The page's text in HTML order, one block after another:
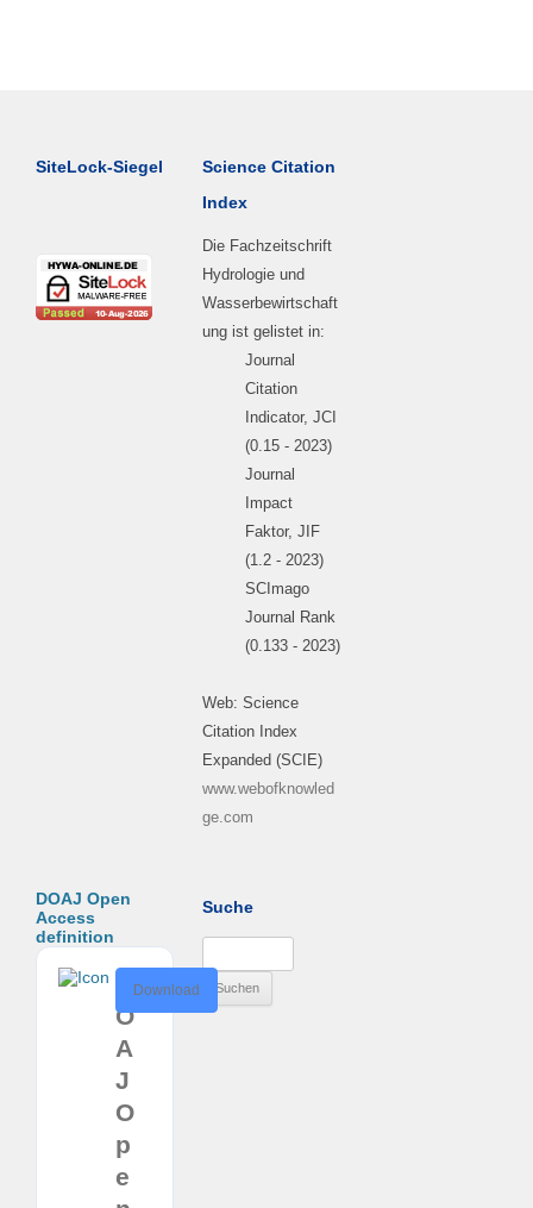
SiteLock-Siegel
Science Citation
Index
Die Fachzeitschrift
Hydrologie und
Wasserbewirtschaft
ung ist gelistet in:
Journal
Citation
Indicator, JCI
(0.15 - 2023)
Journal
Impact
Faktor, JIF
(1.2 - 2023)
SCImago
Journal Rank
(0.133 - 2023)
Web: Science
Citation Index
Expanded (SCIE)
www.webofknowled
ge.com
DOAJ Open
Access
definition
O
A
J
O
p
e
Download
Suche
nach: